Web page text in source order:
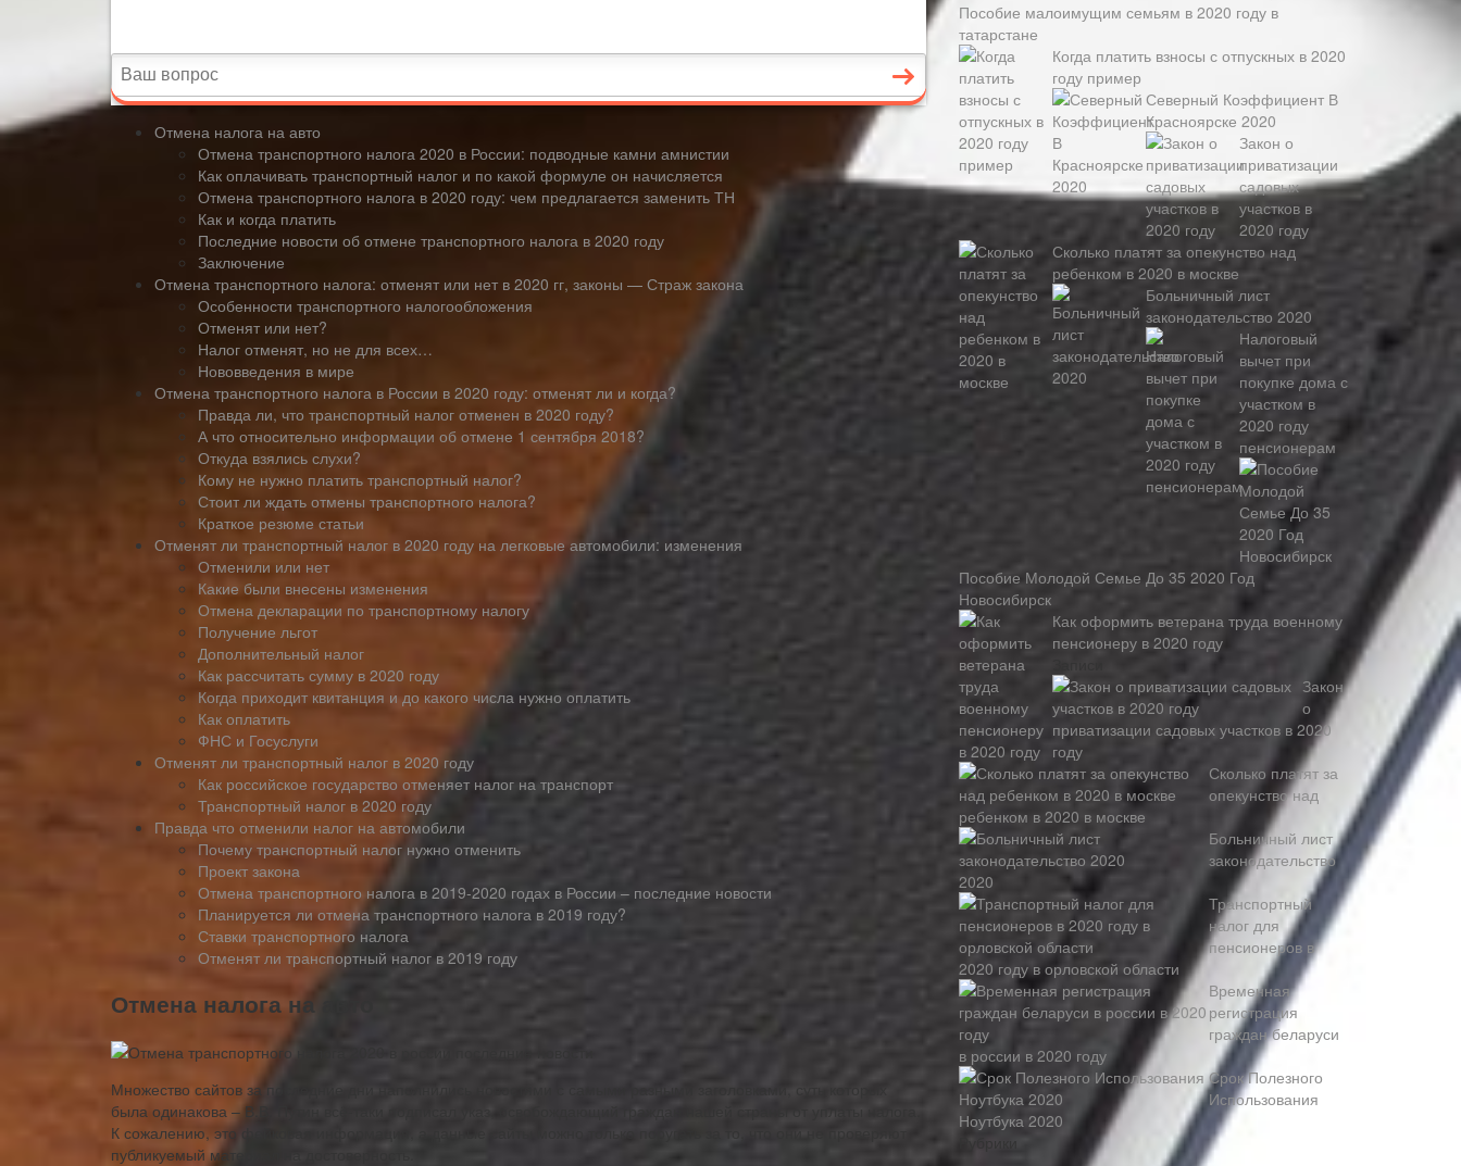
Отмена налога на авто
Отмена транспортного налога 2020 в России: подводные камни амнистии
Как оплачивать транспортный налог и по какой формуле он начисляется
Отмена транспортного налога в 2020 году: чем предлагается заменить ТН
Как и когда платить
Последние новости об отмене транспортного налога в 2020 году
Заключение
Отмена транспортного налога: отменят или нет в 2020 гг, законы — Страж закона
Особенности транспортного налогообложения
Отменят или нет?
Налог отменят, но не для всех…
Нововведения в мире
Отмена транспортного налога в России в 2020 году: отменят ли и когда?
Правда ли, что транспортный налог отменен в 2020 году?
А что относительно информации об отмене 1 сентября 2018?
Откуда взялись слухи?
Кому не нужно платить транспортный налог?
Стоит ли ждать отмены транспортного налога?
Краткое резюме статьи
Отменят ли транспортный налог в 2020 году на легковые автомобили: изменения
Отменили или нет
Какие были внесены изменения
Отмена декларации по транспортному налогу
Получение льгот
Дополнительный налог
Как рассчитать сумму в 2020 году
Когда приходит квитанция и до какого числа нужно оплатить
Как оплатить
ФНС и Госуслуги
Отменят ли транспортный налог в 2020 году
Как российское государство отменяет налог на транспорт
Транспортный налог в 2020 году
Правда что отменили налог на автомобили
Почему транспортный налог нужно отменить
Проект закона
Отмена транспортного налога в 2019-2020 годах в России – последние новости
Планируется ли отмена транспортного налога в 2019 году?
Ставки транспортного налога
Отменят ли транспортный налог в 2019 году
Отмена налога на авто
Множество сайтов за последние дни наполнились новостями с самыми разными заголовками, суть которых
была одинакова – В.В. Путин всё-таки подписал указ, освобождающий граждан нашей страны от уплаты налога.
К сожалению, это фейковая информация, а данные сайты можно только поругать за то, что они не проверяют
публикуемый материал на достоверность.
Пособие малоимущим семьям в 2020 году в
татарстане
Когда платить взносы с отпускных в 2020
году пример
Северный Коэффициент В
Красноярске 2020
Закон о
приватизации
садовых
участков в
2020 году
Сколько платят за опекунство над
ребенком в 2020 в москве
Больничный лист
законодательство 2020
Налоговый
вычет при
покупке дома с
участком в
2020 году
пенсионерам
Пособие Молодой Семье До 35 2020 Год
Новосибирск
Как оформить ветерана труда военному
пенсионеру в 2020 году
Закон
о
приватизации садовых участков в 2020
году
Сколько платят за
опекунство над
ребенком в 2020 в москве
Больничный лист
законодательство
2020
Транспортный
налог для
пенсионеров в
2020 году в орловской области
Временная
регистрация
граждан беларуси
в россии в 2020 году
Срок Полезного
Использования
Ноутбука 2020